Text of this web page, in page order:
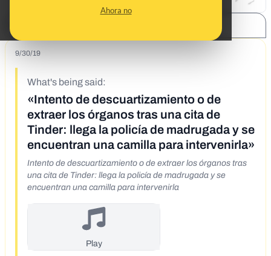
Ahora no
9/30/19
What's being said:
«Intento de descuartizamiento o de
extraer los órganos tras una cita de
Tinder: llega la policía de madrugada y se
encuentran una camilla para intervenirla»
Intento de descuartizamiento o de extraer los órganos tras
una cita de Tinder: llega la policía de madrugada y se
encuentran una camilla para intervenirla
Play